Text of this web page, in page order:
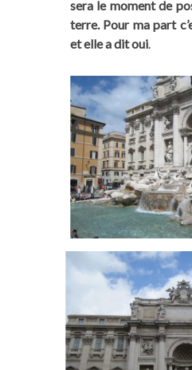
sera le moment de
terre. Pour ma part
et elle a dit oui.